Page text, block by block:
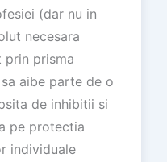
(dar nu in
necesara
prin prisma
aibe parte de o
de inhibitii si
pe protectia
individuale